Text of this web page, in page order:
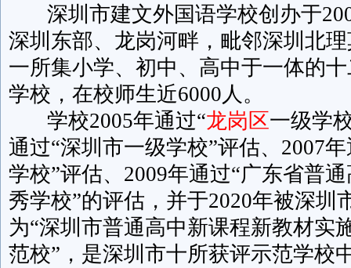
深圳市建文外国语学校创办于
深圳东部、龙岗河畔，毗邻深圳北
一所集小学、初中、高中于一体的
学校，在校师生近6000人。
学校2005年通过“龙岗区一级学
通过“深圳市一级学校”评估、2007
学校”评估、2009年通过“广东省普
秀学校”的评估，并于2020年被深圳
为“深圳市普通高中新课程新教材实
范校”，是深圳市十所获评示范学校